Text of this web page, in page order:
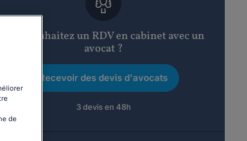
Vous souhaitez un RDV en cabinet avec un
avocat ?
Recevoir des devis d'avocats
3 devis en 48h
de